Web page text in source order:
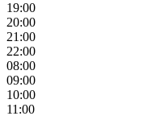
19:00
20:00
21:00
22:00
08:00
09:00
10:00
11:00